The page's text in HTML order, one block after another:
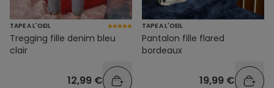
TAPE A L'OEIL
Tregging fille denim bleu
clair
12,99 €
TAPE A L'OEIL
Pantalon fille flared
bordeaux
19,99 €